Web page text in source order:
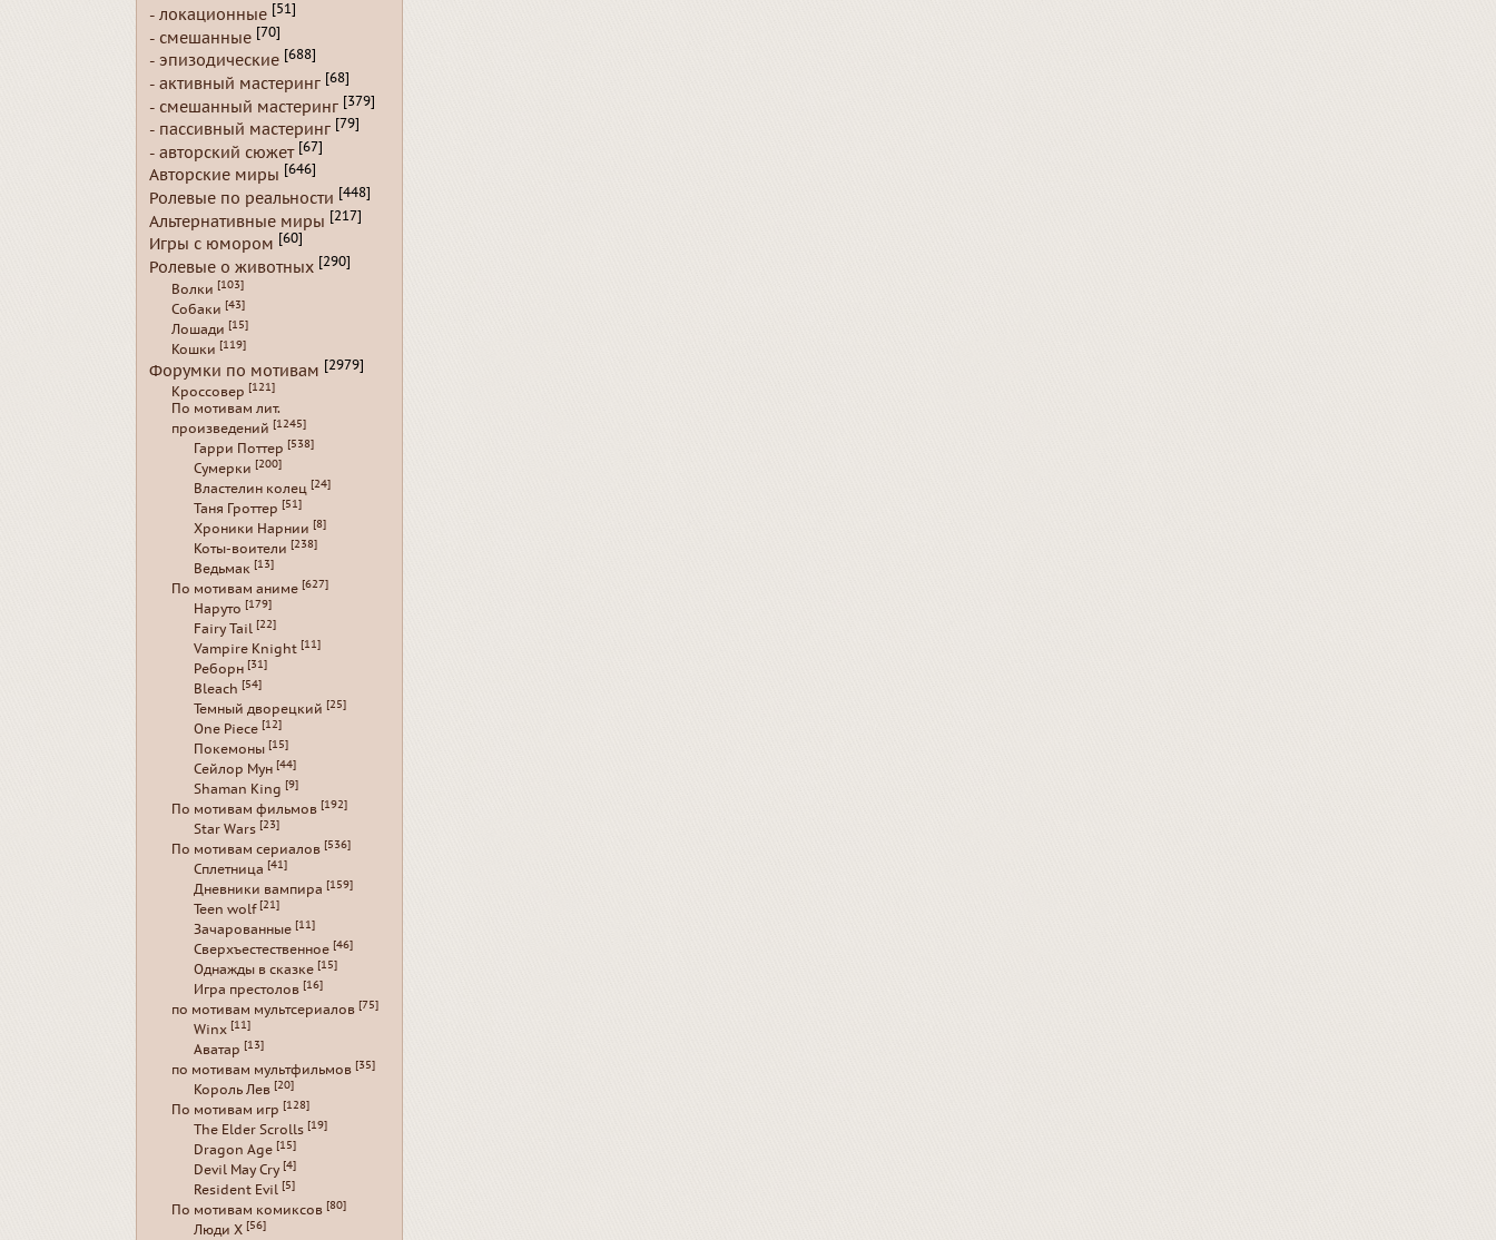
- локационные [51]
- смешанные [70]
- эпизодические [688]
- активный мастеринг [68]
- смешанный мастеринг [379]
- пассивный мастеринг [79]
- авторский сюжет [67]
Авторские миры [646]
Ролевые по реальности [448]
Альтернативные миры [217]
Игры с юмором [60]
Ролевые о животных [290]
Волки [103]
Собаки [43]
Лошади [15]
Кошки [119]
Форумки по мотивам [2979]
Кроссовер [121]
По мотивам лит.
произведений [1245]
Гарри Поттер [538]
Сумерки [200]
Властелин колец [24]
Таня Гроттер [51]
Хроники Нарнии [8]
Коты-воители [238]
Ведьмак [13]
По мотивам аниме [627]
Наруто [179]
Fairy Tail [22]
Vampire Knight [11]
Реборн [31]
Bleach [54]
Темный дворецкий [25]
One Piece [12]
Покемоны [15]
Сейлор Мун [44]
Shaman King [9]
По мотивам фильмов [192]
Star Wars [23]
По мотивам сериалов [536]
Сплетница [41]
Дневники вампира [159]
Teen wolf [21]
Зачарованные [11]
Сверхъестественное [46]
Однажды в сказке [15]
Игра престолов [16]
по мотивам мультсериалов [75]
Winx [11]
Аватар [13]
по мотивам мультфильмов [35]
Король Лев [20]
По мотивам игр [128]
The Elder Scrolls [19]
Dragon Age [15]
Devil May Cry [4]
Resident Evil [5]
По мотивам комиксов [80]
Люди Х [56]